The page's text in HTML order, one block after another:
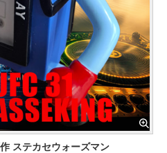
ステカセウォーズマン